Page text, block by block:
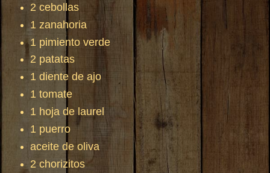
2 cebollas
1 zanahoria
1 pimiento verde
2 patatas
1 diente de ajo
1 tomate
1 hoja de laurel
1 puerro
aceite de oliva
2 chorizitos